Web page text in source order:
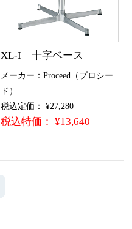
XL-I 十字ベース
メーカー：Proceed（プロシー
ド）
税込定価： ¥27,280
税込特価： ¥13,640